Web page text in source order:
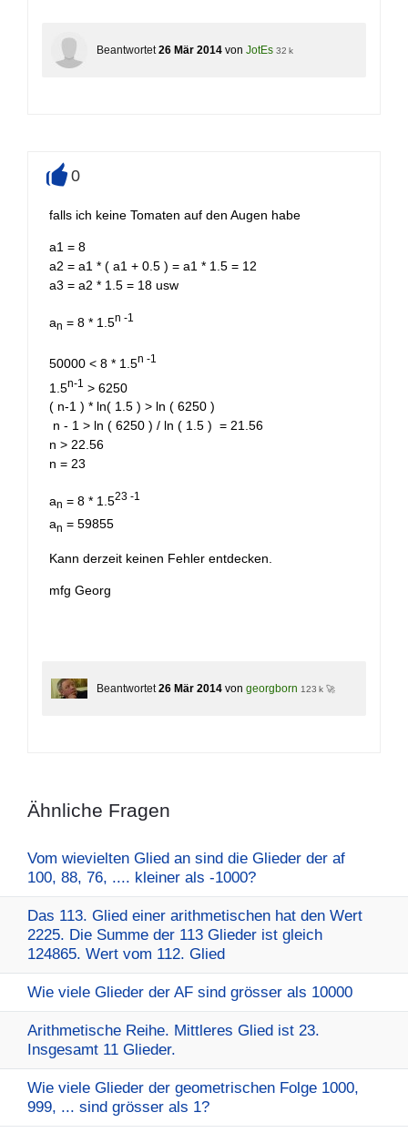
Beantwortet 26 Mär 2014 von JotEs 32 k
+
0
falls ich keine Tomaten auf den Augen habe
a1 = 8
a2 = a1 * ( a1 + 0.5 ) = a1 * 1.5 = 12
a3 = a2 * 1.5 = 18 usw
an = 8 * 1.5n -1
50000 < 8 * 1.5n -1
1.5n-1 > 6250
( n-1 ) * ln( 1.5 ) > ln ( 6250 )
n - 1 > ln ( 6250 ) / ln ( 1.5 ) = 21.56
n > 22.56
n = 23
an = 8 * 1.523 -1
an = 59855
Kann derzeit keinen Fehler entdecken.
mfg Georg
Beantwortet 26 Mär 2014 von georgborn 123 k 🚀
Ähnliche Fragen
Vom wievielten Glied an sind die Glieder der af
100, 88, 76, .... kleiner als -1000?
Das 113. Glied einer arithmetischen hat den Wert
2225. Die Summe der 113 Glieder ist gleich
124865. Wert vom 112. Glied
Wie viele Glieder der AF sind grösser als 10000
Arithmetische Reihe. Mittleres Glied ist 23.
Insgesamt 11 Glieder.
Wie viele Glieder der geometrischen Folge 1000,
999, ... sind grösser als 1?